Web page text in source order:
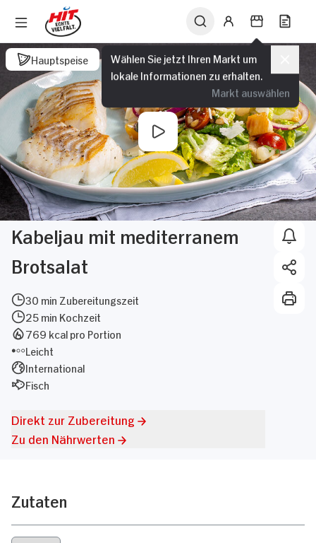
Wählen Sie jetzt Ihren Markt um
lokale Informationen zu erhalten.
Markt auswählen
Hauptspeise
Kabeljau mit mediterranem
Brotsalat
30 min Zubereitungszeit
25 min Kochzeit
769 kcal pro Portion
Leicht
International
Fisch
Direkt zur Zubereitung
Zu den Nährwerten
Zutaten